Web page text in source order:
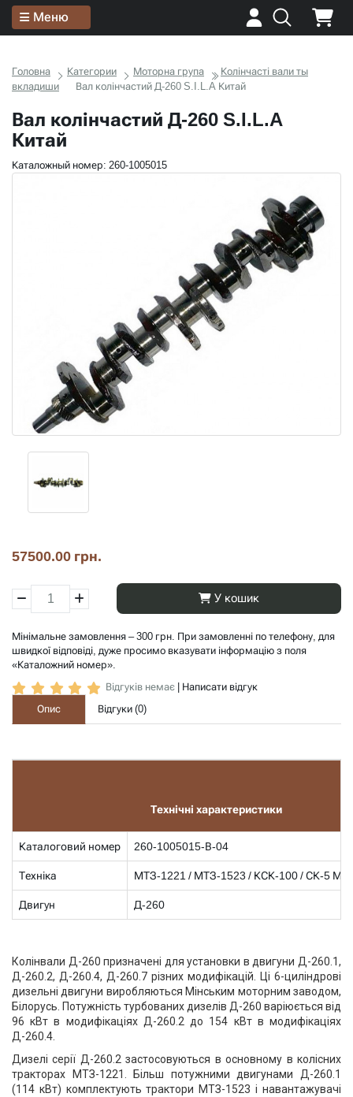
Меню
Головна Категории Моторна група
Колінчасті вали ты
вкладиши
Вал колінчастий Д-260 S.I.L.A Китай
Вал колінчастий Д-260 S.I.L.A
Китай
Каталожный номер: 260-1005015
57500.00 грн.
У кошик
Мінімальне замовлення – 300 грн. При замовленні по телефону, для
швидкої відповіді, дуже просимо вказувати інформацію з поля
«Каталожний номер».
Відгуків немає
Написати відгук
Опис
Відгуки (0)
Технічні характеристики
Каталоговий номер 260-1005015-В-04
Техніка МТЗ-1221 / МТЗ-1523 / КСК-100 / СК-5
Двигун Д-260
Колінвали Д-260 призначені для установки в двигуни Д-260.1,
Д-260.2, Д-260.4, Д-260.7 різних модифікацій. Ці 6-циліндрові
дизельні двигуни виробляються Мінським моторним заводом,
Білорусь. Потужність турбованих дизелів Д-260 варіюється від
96 кВт в модифікаціях Д-260.2 до 154 кВт в модифікаціях
Д-260.4.
Дизелі серії Д-260.2 застосовуються в основному в колісних
тракторах МТЗ-1221. Більш потужними двигунами Д-260.1
(114 кВт) комплектують трактори МТЗ-1523 і навантажувачі